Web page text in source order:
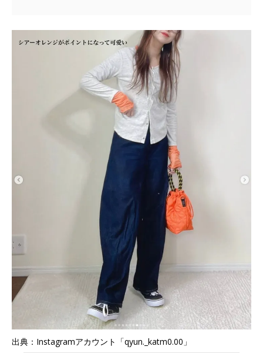
出典：Instagramアカウント「qyun._katm0.00」